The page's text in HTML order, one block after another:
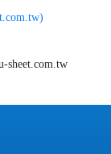
sheet.com.tw